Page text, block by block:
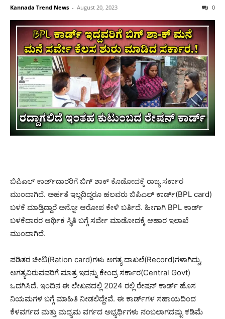
Kannada Trend News - August 20, 2023 0
ಬಿಪಿಎಲ್ ಕಾರ್ಡ್‌‌ದಾರರಿಗೆ ಬಿಗ್‌ ಶಾಕ್‌ ಕೊಡೋದಕ್ಕೆ ರಾಜ್ಯ ಸರ್ಕಾರ
ಮುಂದಾಗಿದೆ. ಅರ್ಹತೆ ಇಲ್ಲದಿದ್ದರೂ ಹಲವರು ಬಿಪಿಎಲ್​ ಕಾರ್ಡ್(BPL card)
ಬಳಕೆ ಮಾಡ್ತಿದ್ದಾರೆ ಅನ್ನೋ ಆರೋಪ ಕೇಳಿ ಬರ್ತಿದೆ. ಹೀಗಾಗಿ BPL ಕಾರ್ಡ್
ಬಳಕೆದಾರರ ಆರ್ಥಿಕ ಸ್ಥಿತಿ ಬಗ್ಗೆ ಸರ್ವೇ ಮಾಡೋದಕ್ಕೆ ಆಹಾರ ಇಲಾಖೆ
ಮುಂದಾಗಿದೆ.
ಪಡಿತರ ಚೀಟಿ(Ration card)ಗಳು ಅಗತ್ಯ ದಾಖಲೆ(Record)ಗಳಾಗಿದ್ದು,
ಅಗತ್ಯವಿರುವವರಿಗೆ ಮಾತ್ರ ಇದನ್ನು ಕೇಂದ್ರ ಸರ್ಕಾರ(Central Govt)
ಒದಗಿಸಿದೆ. ಇಂದಿನ ಈ ಲೇಖನದಲ್ಲಿ 2024 ರಲ್ಲಿ ರೇಷನ್ ಕಾರ್ಡ್ ಹೊಸ
ನಿಯಮಗಳ ಬಗ್ಗೆ ಮಾಹಿತಿ ನೀಡಲಿದ್ದೇವೆ. ಈ ಕಾರ್ಡ್‌ಗಳ ಸಹಾಯದಿಂದ
ಕೆಳವರ್ಗದ ಮತ್ತು ಮಧ್ಯಮ ವರ್ಗದ ಅಭ್ಯರ್ಥಿಗಳು ನಂಬಲಾಗದಷ್ಟು ಕಡಿಮೆ